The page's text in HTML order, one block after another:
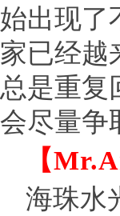
始出现了
家已经越
总是重复
会尽量争
【
海珠水